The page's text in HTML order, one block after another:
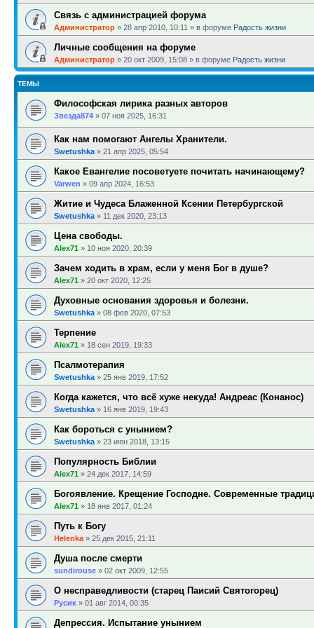
Связь с администрацией форума
Администратор » 28 апр 2010, 10:11 » в форуме Радость жизни
Личные сообщения на форуме
Администратор » 20 окт 2009, 15:08 » в форуме Радость жизни
ТЕМЫ
Философская лирика разных авторов
Звезда874 » 07 ноя 2025, 16:31
Как нам помогают Ангелы Хранители.
Swetushka » 21 апр 2025, 05:54
Какое Евангелие посоветуете почитать начинающему?
Varwen » 09 апр 2024, 16:53
Житие и Чудеса Блаженной Ксении Петербургской
Swetushka » 11 дек 2020, 23:13
Цена свободы.
Alex71 » 10 ноя 2020, 20:39
Зачем ходить в храм, если у меня Бог в душе?
Alex71 » 20 окт 2020, 12:25
Духовные основания здоровья и болезни.
Swetushka » 08 фев 2020, 07:53
Терпение
Alex71 » 18 сен 2019, 19:33
Псалмотерапия
Swetushka » 25 янв 2019, 17:52
Когда кажется, что всё хуже некуда! Андреас (Конанос)
Swetushka » 16 янв 2019, 19:43
Как бороться с унынием?
Swetushka » 23 июн 2018, 13:15
Популярность Библии
Alex71 » 24 дек 2017, 14:59
Богоявление. Крещение Господне. Современные
Alex71 » 18 янв 2017, 01:24
Путь к Богу
Helenka » 25 дек 2015, 21:11
Душа после смерти
sundirouse » 02 окт 2009, 12:55
О несправедливости (старец Паисий Святогорец)
Русик » 01 авг 2014, 00:35
Депрессия. Испытание унынием